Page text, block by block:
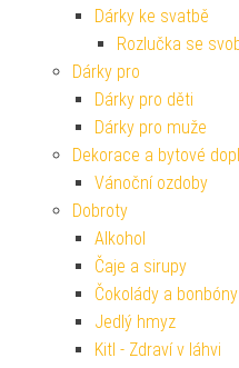
Dárky ke svatbě
Rozlučka se
Dárky pro
Dárky pro děti
Dárky pro muže
Dekorace a bytové
Vánoční ozdoby
Dobroty
Alkohol
Čaje a sirupy
Čokolády a bonbóny
Jedlý hmyz
Kitl - Zdraví v láhvi